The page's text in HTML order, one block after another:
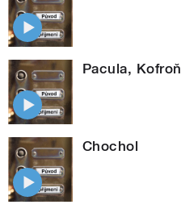
Pacula, Kofroň
Chochol